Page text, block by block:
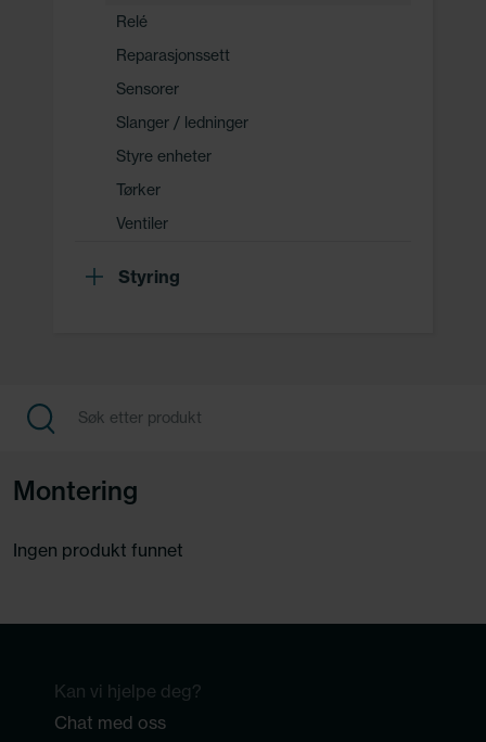
Relé
Reparasjonssett
Sensorer
Slanger / ledninger
Styre enheter
Tørker
Ventiler
Styring
Montering
Ingen produkt funnet
Kan vi hjelpe deg?
Chat med oss